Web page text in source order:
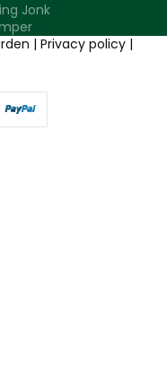
Jonk
| Privacy policy |